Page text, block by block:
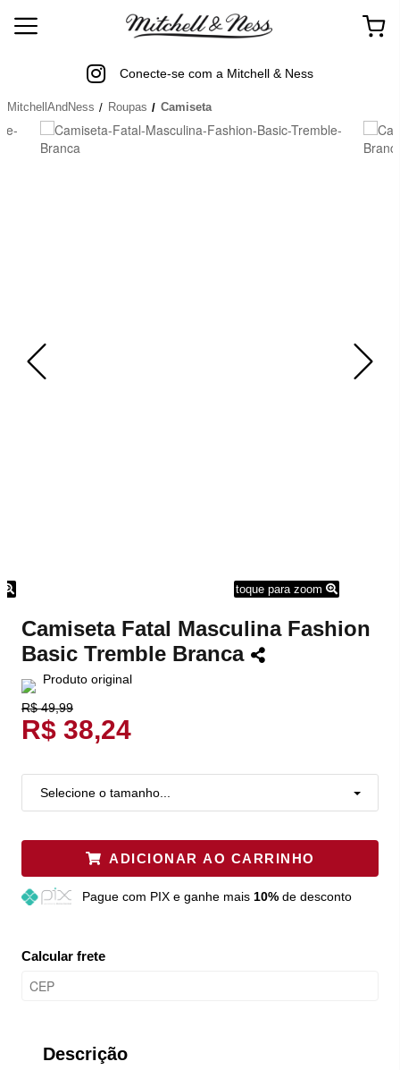
Conecte-se com a Mitchell & Ness
MitchellAndNess Roupas Camiseta
toque para zoom
Camiseta Fatal Masculina Fashion
Basic Tremble Branca
Produto original
R$ 49,99
R$ 38,24
Selecione o tamanho...
ADICIONAR AO CARRINHO
Pague com PIX e ganhe mais 10%de desconto
Calcular frete
Descrição